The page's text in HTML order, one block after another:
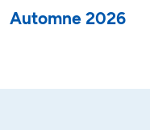
Automne 2026